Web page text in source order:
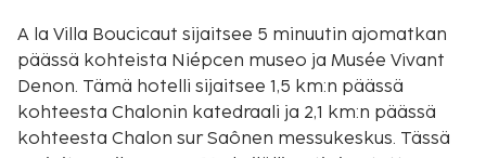
A la Villa Boucicaut sijaitsee 5 minuutin ajomatkan
päässä kohteista Niépcen museo ja Musée Vivant
Denon. Tämä hotelli sijaitsee 1,5 km:n päässä
kohteesta Chalonin katedraali ja 2,1 km:n päässä
kohteesta Chalon sur Saônen messukeskus. Tässä